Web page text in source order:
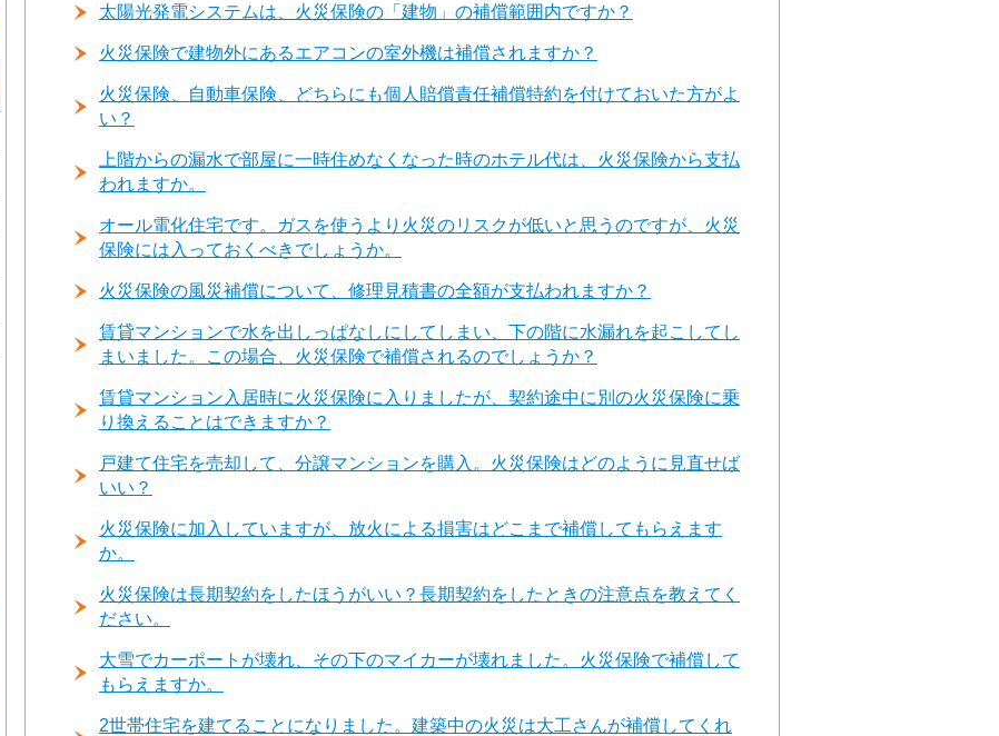
太陽光発電システムは、火災保険の「建物」の補償範囲内ですか？
火災保険で建物外にあるエアコンの室外機は補償されますか？
火災保険、自動車保険、どちらにも個人賠償責任補償特約を付けておいた方がよ
い？
上階からの漏水で部屋に一時住めなくなった時のホテル代は、火災保険から支払
われますか。
オール電化住宅です。ガスを使うより火災のリスクが低いと思うのですが、火災
保険には入っておくべきでしょうか。
火災保険の風災補償について、修理見積書の全額が支払われますか？
賃貸マンションで水を出しっぱなしにしてしまい、下の階に水漏れを起こしてし
まいました。この場合、火災保険で補償されるのでしょうか？
賃貸マンション入居時に火災保険に入りましたが、契約途中に別の火災保険に乗
り換えることはできますか？
戸建て住宅を売却して、分譲マンションを購入。火災保険はどのように見直せば
いい？
火災保険に加入していますが、放火による損害はどこまで補償してもらえます
か。
火災保険は長期契約をしたほうがいい？長期契約をしたときの注意点を教えてく
ださい。
大雪でカーポートが壊れ、その下のマイカーが壊れました。火災保険で補償して
もらえますか。
2世帯住宅を建てることになりました。建築中の火災は大工さんが補償してくれ